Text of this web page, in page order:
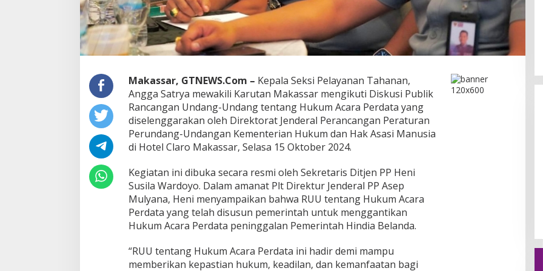
s
a
r
H
a
r
i
D
i
s
k
u
i
P
u
b
l
B
e
Makassar, GTNEWS.Com – Kepala Seksi Pelayanan Tahanan,
Angga Satrya mewakili Karutan Makassar mengikuti Diskusi Publik
Rancangan Undang-Undang tentang Hukum Acara Perdata yang
diselenggarakan oleh Direktorat Jenderal Perancangan Peraturan
Perundang-Undangan Kementerian Hukum dan Hak Asasi Manusia
di Hotel Claro Makassar, Selasa 15 Oktober 2024.
Kegiatan ini dibuka secara resmi oleh Sekretaris Ditjen PP Heni
Susila Wardoyo. Dalam amanat Plt Direktur Jenderal PP Asep
Mulyana, Heni menyampaikan bahwa RUU tentang Hukum Acara
Perdata yang telah disusun pemerintah untuk menggantikan
Hukum Acara Perdata peninggalan Pemerintah Hindia Belanda.
“RUU tentang Hukum Acara Perdata ini hadir demi mampu
memberikan kepastian hukum, keadilan, dan kemanfaatan bagi
Dzoel SB: KPK Jangan Tebang
Pilih, Sulsel Menunggu
Di Berita, Daerah, Hukum, Internasional,
Kejaksaan, Nasional, Pemerintahan, Peristiwa,
Politik, Polri, Sosial
| 15 Maret 2026
Tak Kunjung Diperbaiki, Warga
Mengeluh
Di Berita, Daerah, Hukum, Nasional, Pemerintahan,
Peristiwa, Politik, Sosial